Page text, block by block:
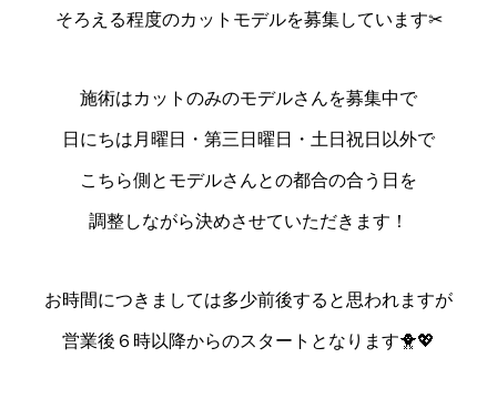
そろえる程度のカットモデルを募集しています✂
施術はカットのみのモデルさんを募集中で
日にちは月曜日・第三日曜日・土日祝日以外で
こちら側とモデルさんとの都合の合う日を
調整しながら決めさせていただきます！
お時間につきましては多少前後すると思われますが
営業後６時以降からのスタートとなります🐥💖